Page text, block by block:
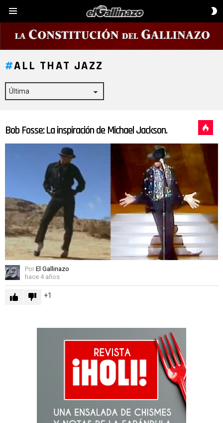
ALL THAT JAZZ
ÚLTIMAS
Bob Fosse: La inspiración de Michael Jackson.
Por El Gallinazo
hace 4 años
1